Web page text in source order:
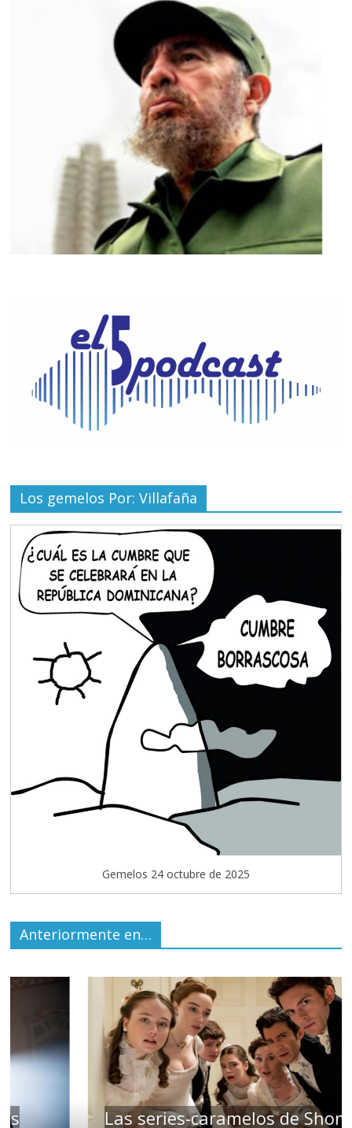
Los gemelos Por: Villafaña
Gemelos 24 octubre de 2025
Anteriormente en…
Las series-caramelos de Shondaland